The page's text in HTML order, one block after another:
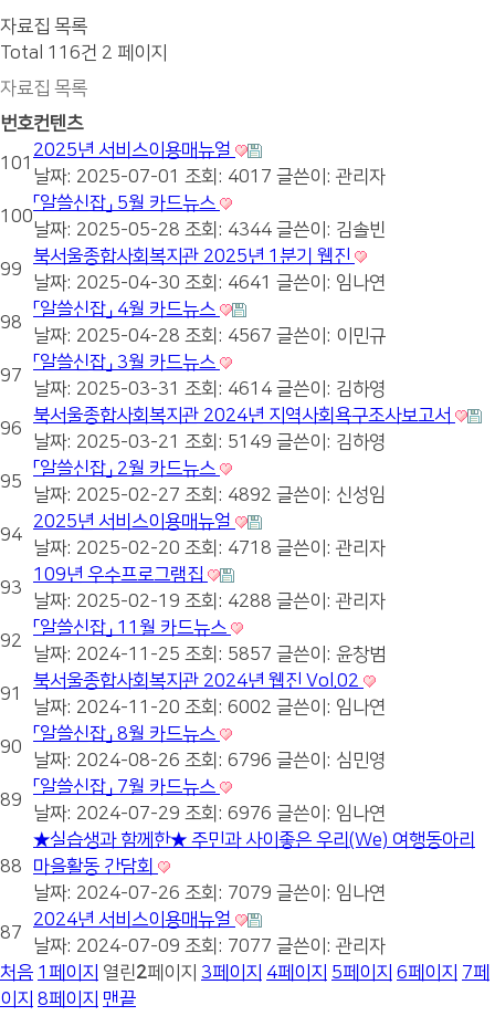
자료집 목록
Total 116건 2 페이지
자료집 목록
번호컨텐츠
101
2025년 서비스이용매뉴얼
날짜: 2025-07-01 조회: 4017 글쓴이: 관리자
100
「알쓸신잡」 5월 카드뉴스
날짜: 2025-05-28 조회: 4344 글쓴이: 김솔빈
99
북서울종합사회복지관 2025년 1분기 웹진
날짜: 2025-04-30 조회: 4641 글쓴이: 임나연
98
「알쓸신잡」 4월 카드뉴스
날짜: 2025-04-28 조회: 4567 글쓴이: 이민규
97
「알쓸신잡」 3월 카드뉴스
날짜: 2025-03-31 조회: 4614 글쓴이: 김하영
96
북서울종합사회복지관 2024년 지역사회욕구조사보고서
날짜: 2025-03-21 조회: 5149 글쓴이: 김하영
95
「알쓸신잡」 2월 카드뉴스
날짜: 2025-02-27 조회: 4892 글쓴이: 신성임
94
2025년 서비스이용매뉴얼
날짜: 2025-02-20 조회: 4718 글쓴이: 관리자
93
109년 우수프로그램집
날짜: 2025-02-19 조회: 4288 글쓴이: 관리자
92
「알쓸신잡」 11월 카드뉴스
날짜: 2024-11-25 조회: 5857 글쓴이: 윤창범
91
북서울종합사회복지관 2024년 웹진 Vol.02
날짜: 2024-11-20 조회: 6002 글쓴이: 임나연
90
「알쓸신잡」 8월 카드뉴스
날짜: 2024-08-26 조회: 6796 글쓴이: 심민영
89
「알쓸신잡」 7월 카드뉴스
날짜: 2024-07-29 조회: 6976 글쓴이: 임나연
88
★실습생과 함께한★ 주민과 사이좋은 우리(We) 여행동아리
마을활동 간담회
날짜: 2024-07-26 조회: 7079 글쓴이: 임나연
87
2024년 서비스이용매뉴얼
날짜: 2024-07-09 조회: 7077 글쓴이: 관리자
처음 1 페이지 열린2페이지 3페이지 4페이지 5페이지 6페이지 7페
이지 8페이지 맨끝